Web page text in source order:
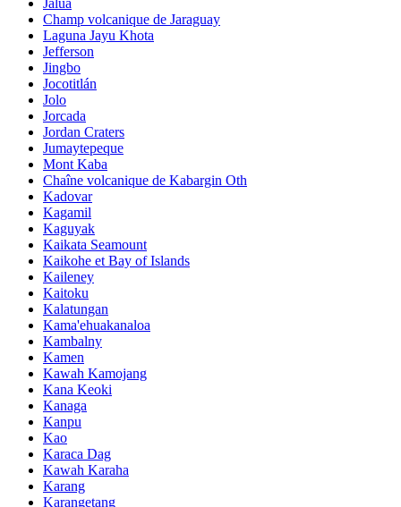
Champ volcanique de Jaraguay
Laguna Jayu Khota
Jefferson
Jingbo
Jocotitlán
Jolo
Jorcada
Jordan Craters
Jumaytepeque
Mont Kaba
Chaîne volcanique de Kabargin Oth
Kadovar
Kagamil
Kaguyak
Kaikata Seamount
Kaikohe et Bay of Islands
Kaileney
Kaitoku
Kalatungan
Kama'ehuakanaloa
Kambalny
Kamen
Kawah Kamojang
Kana Keoki
Kanaga
Kanpu
Kao
Karaca Dag
Kawah Karaha
Karang
Karangetang